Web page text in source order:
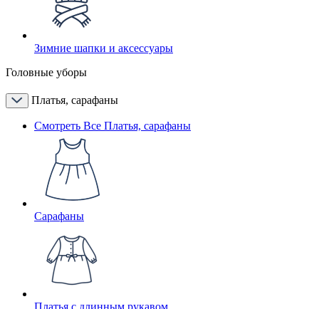
Зимние шапки и аксессуары
Головные уборы
Платья, сарафаны
Смотреть Все Платья, сарафаны
Сарафаны
Платья с длинным рукавом